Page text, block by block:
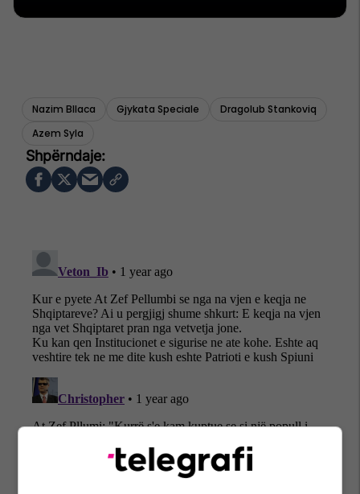
Nazim Bllaca Gjykata Speciale
Dragolub Stankoviq
Azem Syla